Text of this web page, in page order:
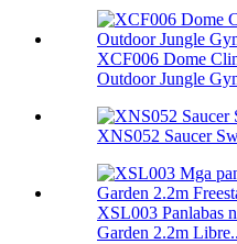
XCF006 Dome
Outdoor Jungle
XNS052 Saucer
XSL003 Panlabas
Garden 2.2m